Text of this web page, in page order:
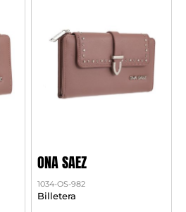
ONA SAEZ
1034-OS-982
Billetera